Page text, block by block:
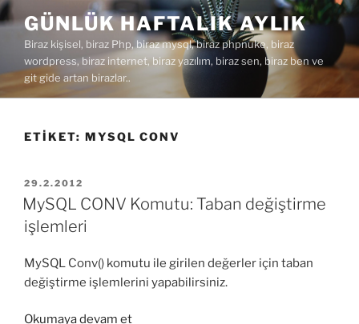
İçeriğe
geç
GÜNLÜK HAFTALIK AYLIK
Biraz kişisel, biraz Php, biraz mysql, biraz phpnuke, biraz
wordpress, biraz internet, biraz yazılım, biraz sen, biraz ben ve
git gide artan birazlar..
ETIKET: MYSQL CONV
YAYIM
TARIHI
29.2.2012
MySQL CONV Komutu: Taban değiştirme
işlemleri
MySQL Conv() komutu ile girilen değerler için taban
değiştirme işlemlerini yapabilirsiniz.
Okumaya devam et“MySQL